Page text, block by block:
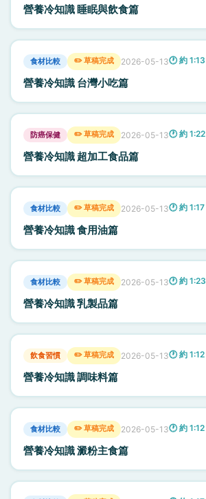
營養冷知識 睡眠與飲食篇
食材比較 ✏️ 草稿完成 2026-05-13🕐 約 1:13
營養冷知識 台灣小吃篇
防癌保健 ✏️ 草稿完成 2026-05-13🕐 約 1:22
營養冷知識 超加工食品篇
食材比較 ✏️ 草稿完成 2026-05-13🕐 約 1:17
營養冷知識 食用油篇
食材比較 ✏️ 草稿完成 2026-05-13🕐 約 1:23
營養冷知識 乳製品篇
飲食習慣 ✏️ 草稿完成 2026-05-13🕐 約 1:12
營養冷知識 調味料篇
食材比較 ✏️ 草稿完成 2026-05-13🕐 約 1:12
營養冷知識 澱粉主食篇